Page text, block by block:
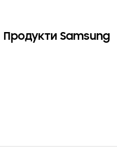
Продукти Samsung